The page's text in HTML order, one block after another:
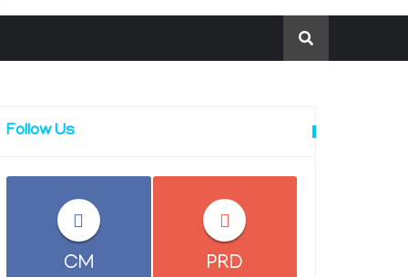
Follow Us
CM PRD